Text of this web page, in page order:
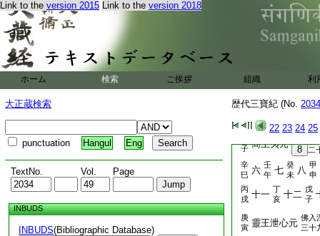
Link to the version 2015 Link to the version 2018
ホーム 検索 ご挨拶 組織 利
大正蔵検索
punctuation Hangul Eng
TextNo. Vol. Page
INBUDS
INBUDS(Bibliographic Database)
歴代三寶紀 (No.
22 23 24 25
定王 4 瑜元 佛
辛酉 七 戌 八
庚 十六 十七
壬
戌
二十
子 簡王夷元
8
二
辛
巳 六 壬
午 七 癸
未 八 甲
申
丙
戌 十一 丁
亥 十二 戊
子
庚
寅 靈王泄心元 佛入
三十